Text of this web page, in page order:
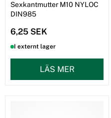
Sexkantmutter M10 NYLOC
DIN985
6,25 SEK
I externt lager
LÄS MER